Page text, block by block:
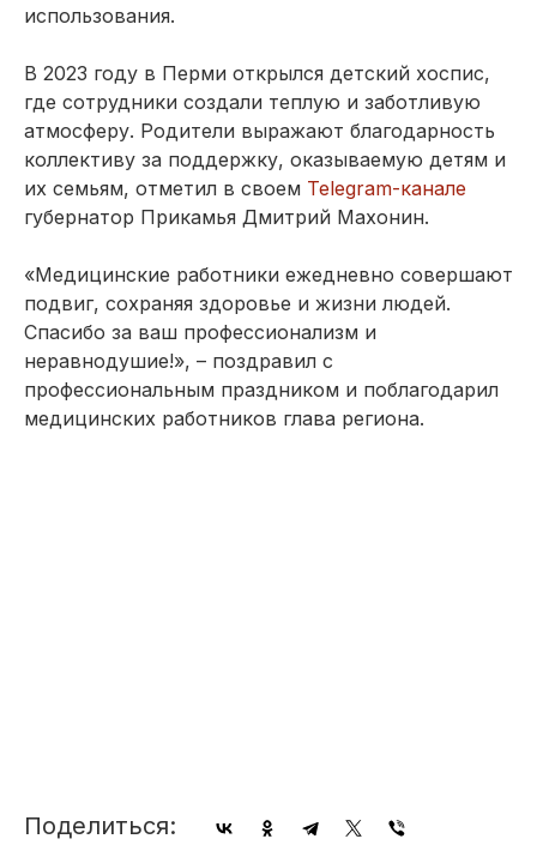
использования.
В 2023 году в Перми открылся детский хоспис,
где сотрудники создали теплую и заботливую
атмосферу. Родители выражают благодарность
коллективу за поддержку, оказываемую детям и
их семьям, отметил в своем Telegram-канале
губернатор Прикамья Дмитрий Махонин.
«Медицинские работники ежедневно совершают
подвиг, сохраняя здоровье и жизни людей.
Спасибо за ваш профессионализм и
неравнодушие!», – поздравил с
профессиональным праздником и поблагодарил
медицинских работников глава региона.
Поделиться: